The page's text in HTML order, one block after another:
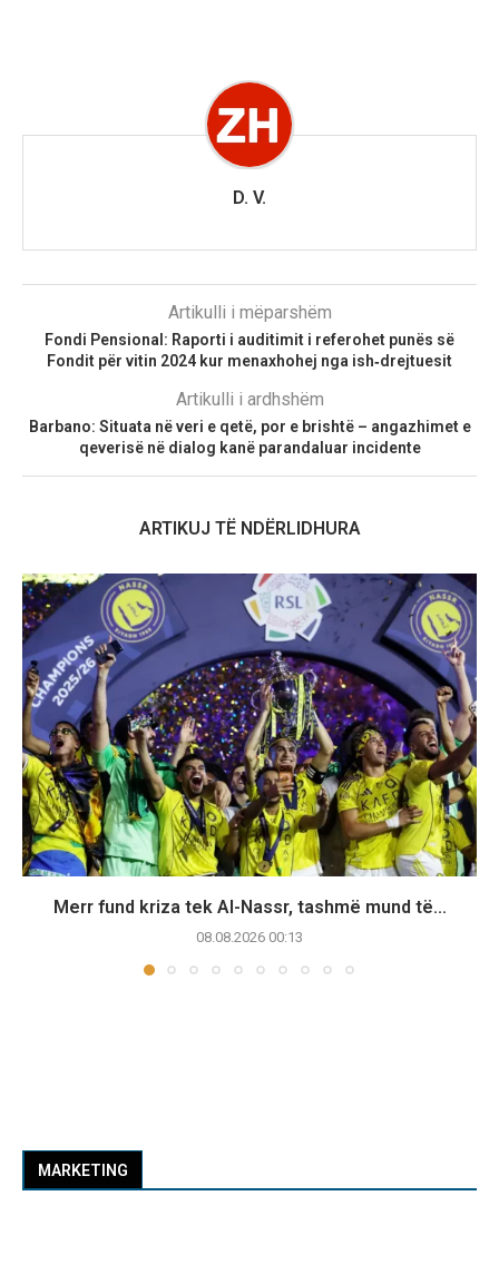
D. V.
Artikulli i mëparshëm
Fondi Pensional: Raporti i auditimit i referohet punës së
Fondit për vitin 2024 kur menaxhohej nga ish‑drejtuesit
Artikulli i ardhshëm
​Barbano: Situata në veri e qetë, por e brishtë – angazhimet e
qeverisë në dialog kanë parandaluar incidente
ARTIKUJ TË NDËRLIDHURA
Merr fund kriza tek Al-Nassr, tashmë mund të...
08.08.2026 00:13
MARKETING